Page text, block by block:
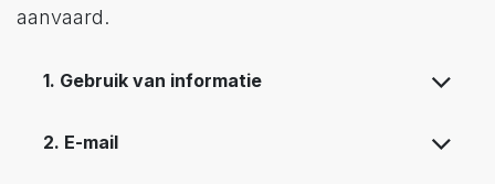
aanvaard.
1. Gebruik van informatie
2. E-mail